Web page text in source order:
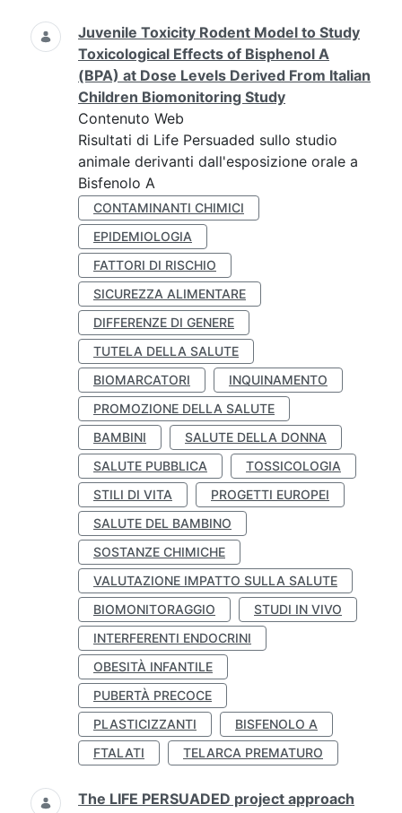
Juvenile Toxicity Rodent Model to Study
Toxicological Effects of Bisphenol A
(BPA) at Dose Levels Derived From Italian
Children Biomonitoring Study
Contenuto Web
Risultati di Life Persuaded sullo studio
animale derivanti dall'esposizione orale a
Bisfenolo A
CONTAMINANTI CHIMICI
EPIDEMIOLOGIA
FATTORI DI RISCHIO
SICUREZZA ALIMENTARE
DIFFERENZE DI GENERE
TUTELA DELLA SALUTE
BIOMARCATORI
INQUINAMENTO
PROMOZIONE DELLA SALUTE
BAMBINI
SALUTE DELLA DONNA
SALUTE PUBBLICA
TOSSICOLOGIA
STILI DI VITA
PROGETTI EUROPEI
SALUTE DEL BAMBINO
SOSTANZE CHIMICHE
VALUTAZIONE IMPATTO SULLA SALUTE
BIOMONITORAGGIO
STUDI IN VIVO
INTERFERENTI ENDOCRINI
OBESITÀ INFANTILE
PUBERTÀ PRECOCE
PLASTICIZZANTI
BISFENOLO A
FTALATI
TELARCA PREMATURO
The LIFE PERSUADED project approach